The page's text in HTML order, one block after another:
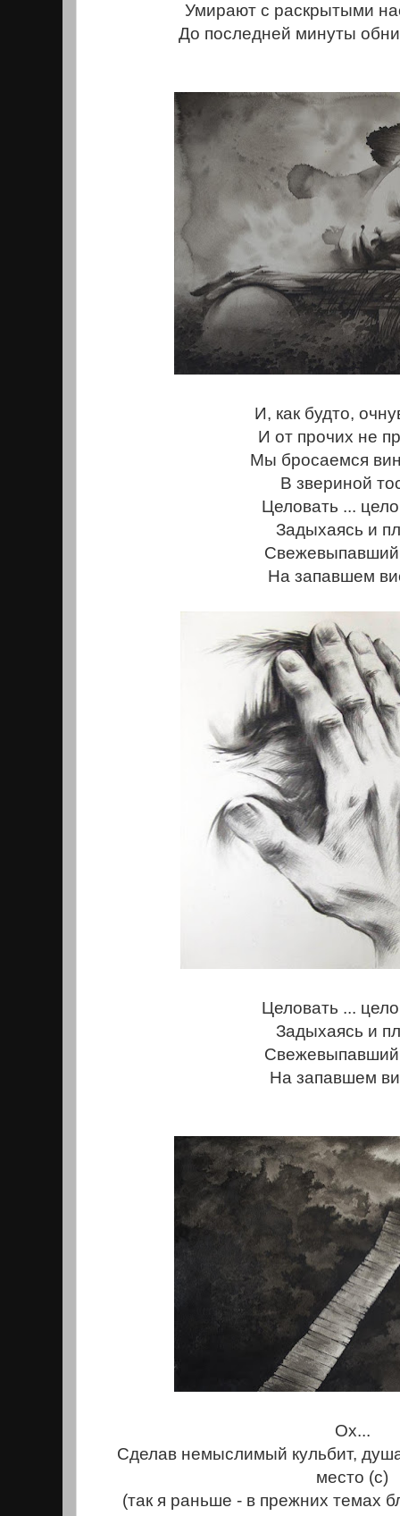
Умирают с раскрытыми
До последней минуты
И, как будто,
И от прочих не
Мы бросаемся
В звериной
Целовать ...
Задыхаясь и
Свежевыпавший
На запавшем
Целовать ...
Задыхаясь и
Свежевыпавший
На запавшем
Ох...
Сделав немыслимый кульбит,
место (с)
(так я раньше - в прежних темах